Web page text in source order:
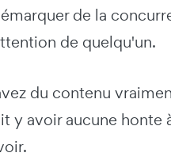
de la
de quelqu'un.
du contenu
y avoir aucune honte